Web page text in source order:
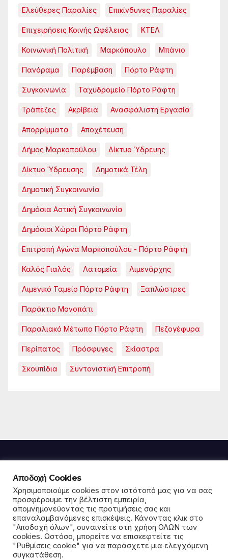
Ελεύθερες Παραλίες Επικίνδυνες Παραλίες
Επιχειρήσεις Κοινής Ωφέλειας ΚΤΕΛ
Κοινωνική Πολιτική Μαρκόπουλο Μπάνιο
Πανόραμα Παρέμβαση Πόρτο Ράφτη
Συγκοινωνία Ταχυδρομείο Πόρτο Ράφτη
Τράπεζες Ακρίβεια Ανασφάλιστη Εργασία
Απορρίμματα Αποχέτευση
Δήμος Μαρκοπούλου Δίκτυο Ύδρευης
Δίκτυο Ύδρευσης Δημοτικά Τέλη
Δημοτική Συγκοινωνία
Δημόσια Αστική Συγκοινωνία
Δημόσιοι Χώροι Πόρτο Ράφτη
Επιτροπή Αγώνα Μαρκοπούλου - Πόρτο Ράφτη
Καλός Γιαλός Λατομεία Λιμενάρχης
Λιμενικό Ταμείο Πόρτο Ράφτη Ξαπλώστρες
Παράκτιο Μονοπάτι
Παραλιακό Μέτωπο Πόρτο Ράφτη Πεζογέφυρα
Περίπατος Πρόσφυγες Σκίαστρα
Σκουπίδια Συντονιστική Επιτροπή
Παρέμβαση για την
κοινωνία και το περιβάλλον
σε Μαρκόπουλο και Πόρτο Ράφτη
Αποδοχή Cookies
Χρησιμοποιούμε cookies στον ιστότοπό μας για να σας
προσφέρουμε την βέλτιστη εμπειρία,
απομνημονεύοντας τις προτιμήσεις σας και
επαναλαμβανόμενες επισκέψεις. Κάνοντας κλικ στο
"Αποδοχή όλων", συναινείτε στη χρήση ΟΛΩΝ των
cookies. Ωστόσο, μπορείτε να επισκεφτείτε τις
"Ρυθμίσεις cookie" για να παράσχετε μια ελεγχόμενη
συγκατάθεση.